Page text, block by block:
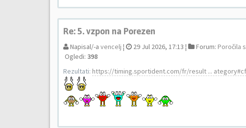
Re: 5. vzpon na Porezen
Napisal/-a vencelj ¦ 29 Jul 2026, 17:13 ¦ Forum: Poročila
Ogledi: 398
Rezultati: https://timing.sportident.com/fr/result ... ategory#cf